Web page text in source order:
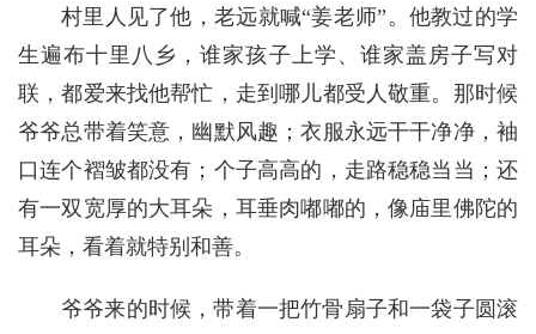
村里人见了他，老远就喊“姜老师”。他教过的学
生遍布十里八乡，谁家孩子上学、谁家盖房子写对
联，都爱来找他帮忙，走到哪儿都受人敬重。那时候
爷爷总带着笑意，幽默风趣；衣服永远干干净净，袖
口连个褶皱都没有；个子高高的，走路稳稳当当；还
有一双宽厚的大耳朵，耳垂肉嘟嘟的，像庙里佛陀的
耳朵，看着就特别和善。
爷爷来的时候，带着一把竹骨扇子和一袋子圆滚